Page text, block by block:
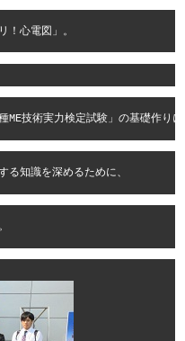
！心電図」。
ME技術実力検定試験」の基礎作り
る知識を深めるために、